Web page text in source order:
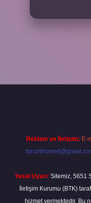
Reklam ve İletişim: E-
Yasal Uyarı: Sitemiz, 5651
İletişim Kurumu (BTK)
hizmet vermektedir. Bu